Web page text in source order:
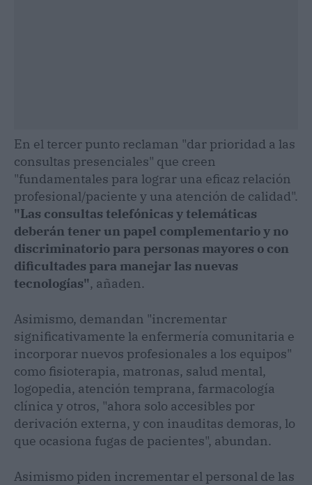
En el tercer punto reclaman "dar prioridad a las
consultas presenciales" que creen
"fundamentales para lograr una eficaz relación
profesional/paciente y una atención de calidad".
"Las consultas telefónicas y telemáticas
deberán tener un papel complementario y no
discriminatorio para personas mayores o con
dificultades para manejar las nuevas
tecnologías", añaden.
Asimismo, demandan "incrementar
significativamente la enfermería comunitaria e
incorporar nuevos profesionales a los equipos"
como fisioterapia, matronas, salud mental,
logopedia, atención temprana, farmacología
clínica y otros, "ahora solo accesibles por
derivación externa, y con inauditas demoras, lo
que ocasiona fugas de pacientes", abundan.
Asimismo piden incrementar el personal de las